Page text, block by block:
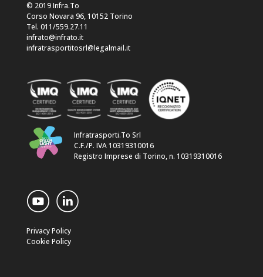
© 2019 Infra.To
Corso Novara 96, 10152 Torino
Tel. 011/559.27.11
infrato@infrato.it
infratrasportitosrl@legalmail.it
Infratrasporti.To Srl
C.F./P. IVA 10319310016
Registro Imprese di Torino, n. 10319310016
Privacy Policy
Cookie Policy